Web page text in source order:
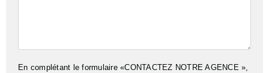
En complétant le formulaire «CONTACTEZ NOTRE AGENCE »,